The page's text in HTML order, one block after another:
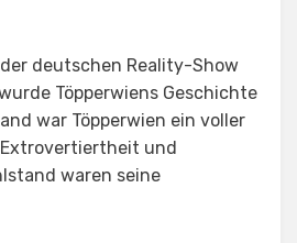
deutschen Reality-Show
Töpperwiens Geschichte
war Töpperwien ein voller
und
waren seine